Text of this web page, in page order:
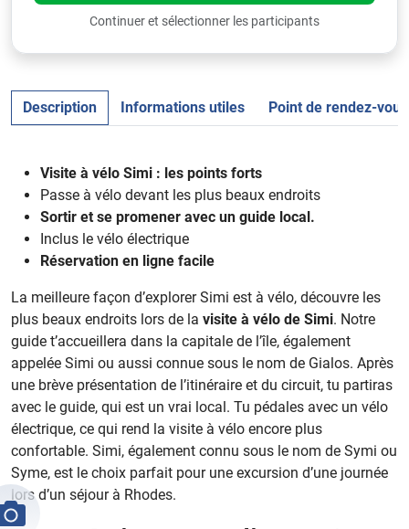
Continuer et sélectionner les participants
Description Informations utiles Point de rendez-vous
Visite à vélo Simi : les points forts
Passe à vélo devant les plus beaux endroits
Sortir et se promener avec un guide local.
Inclus le vélo électrique
Réservation en ligne facile
La meilleure façon d’explorer Simi est à vélo, découvre les
plus beaux endroits lors de la visite à vélo de Simi. Notre
guide t’accueillera dans la capitale de l’île, également
appelée Simi ou aussi connue sous le nom de Gialos. Après
une brève présentation de l’itinéraire et du circuit, tu partiras
avec le guide, qui est un vrai local. Tu pédales avec un vélo
électrique, ce qui rend la visite à vélo encore plus
confortable. Simi, également connu sous le nom de Symi ou
Syme, est le choix parfait pour une excursion d’une journée
lors d’un séjour à Rhodes.